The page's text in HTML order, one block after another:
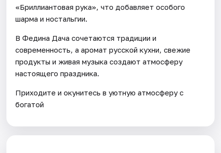
«Бриллиантовая рука», что добавляет особого
шарма и ностальгии.
В Федина Дача сочетаются традиции и
современность, а аромат русской кухни, свежие
продукты и живая музыка создают атмосферу
настоящего праздника.
Приходите и окунитесь в уютную атмосферу с
богатой